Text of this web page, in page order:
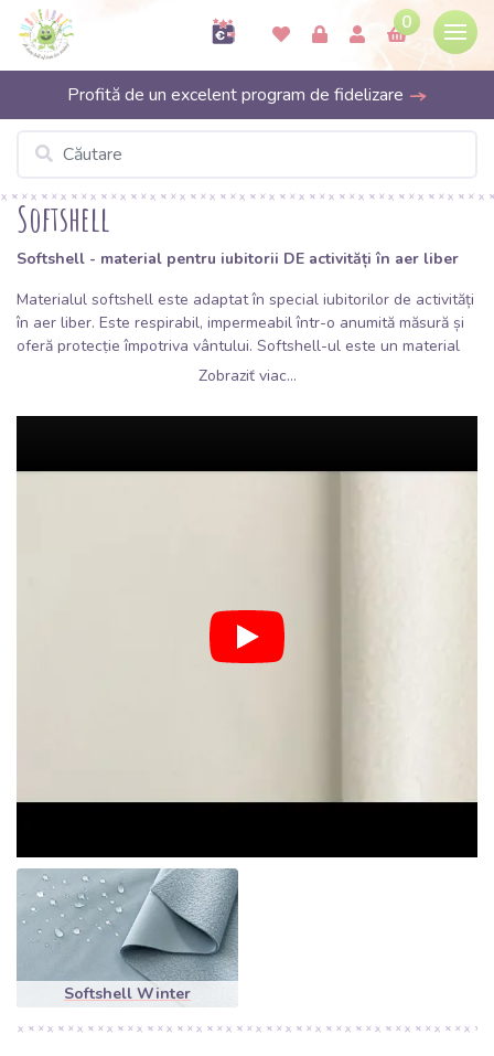
0
Profită de un excelent program de fidelizare
Softshell
Softshell - material pentru iubitorii DE activități în aer liber
Materialul softshell este adaptat în special iubitorilor de activități
în aer liber. Este respirabil, impermeabil într-o anumită măsură și
oferă protecție împotriva vântului. Softshell-ul este un material
funcțional alcătuit din mai multe straturi lipite. Prin aceasta se
confortabil și ușor de purtat. Partea din dos a softshell-ului de
În categoria softshell ai posibilitatea de a cumpăra metraje la
prețuri deosebit de avantajoase. Chiar și în caz de vreme rea,
• Pantaloni
• Salopete
• Și așa mai departe...
Zobraziť viac...
Softshell Winter